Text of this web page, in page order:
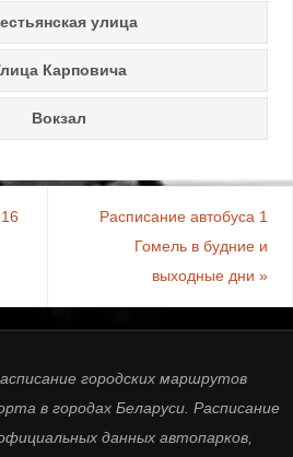
улица
Карповича
Вокзал
Расписание автобуса 1
Гомель в будние и
выходные дни»
городских маршрутов
в городах Беларуси. Расписание
данных автопарков,